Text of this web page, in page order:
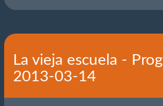
La vieja escuela -
2013-03-14